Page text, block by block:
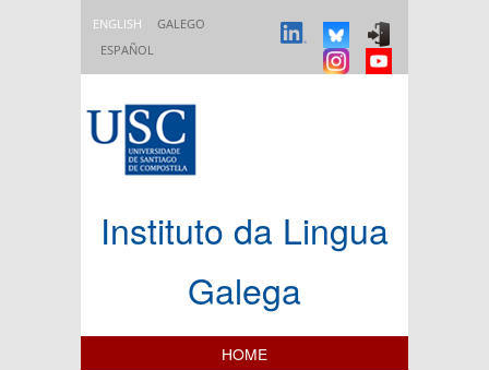
ENGLISH
GALEGO
ESPAÑOL
Instituto da Lingua
Galega
Content Index
HOME